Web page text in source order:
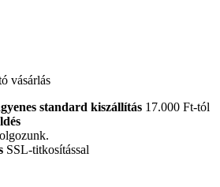
vásárlás
standard kiszállítás 17.000 Ft-tól
SSL-titkosítással